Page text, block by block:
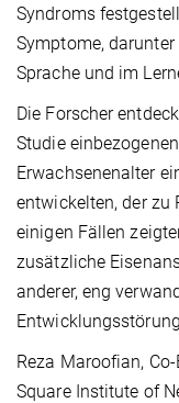
Syndroms
Symptome,
Sprache und im
Die Forscher
Studie
Erwachsenenalter
entwickelten, der zu
einigen Fällen
zusätzliche
anderer, eng
Reza Maroofian,
Square Institute of